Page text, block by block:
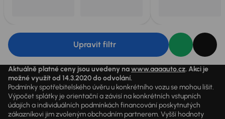
Upravit filtr
Aktuálně platné ceny jsou uvedeny nawww.aaaauto.cz. Akci je
možné využít od 14.3.2020 do odvolání.
Podmínky spotřebitelského úvěru u konkrétního vozu se mohou lišit.
Výpočet splátky je orientační a závisí na konkrétních vstupních
údajích a individuálních podmínkách financování poskytnutých
zákazníkovi jim zvoleným obchodním partnerem. Vyšší hodnoty